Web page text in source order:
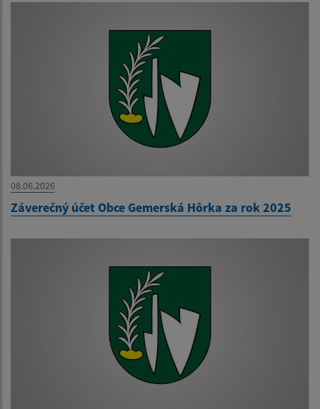
08.06.2026
Záverečný účet Obce Gemerská Hôrka za rok 2025